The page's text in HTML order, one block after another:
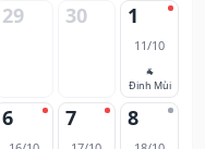
29 30 1
11/10
🐐
Đinh Mùi
6 7 8